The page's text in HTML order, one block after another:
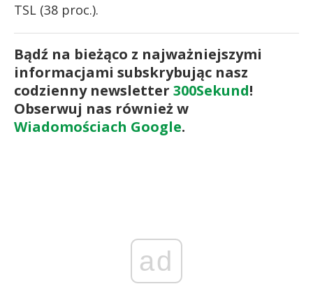
TSL (38 proc.).
Bądź na bieżąco z najważniejszymi
informacjami subskrybując nasz
codzienny newsletter 300Sekund!
Obserwuj nas również w
Wiadomościach Google.
ad